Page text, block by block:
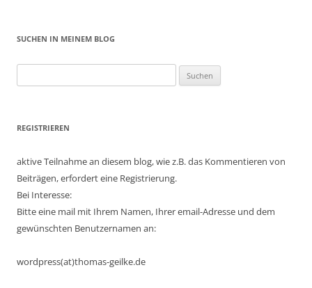
SUCHEN IN MEINEM BLOG
nach:
REGISTRIEREN
aktive Teilnahme an diesem blog, wie z.B. das Kommentieren von
Beiträgen, erfordert eine Registrierung.
Bei Interesse:
Bitte eine mail mit Ihrem Namen, Ihrer email-Adresse und dem
gewünschten Benutzernamen an:
wordpress(at)thomas-geilke.de